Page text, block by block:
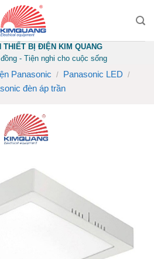
THIẾT BỊ ĐIỆN KIM QUANG
- Tiện nghi cho cuộc sống
Panasonic / Panasonic LED /
đèn áp trần